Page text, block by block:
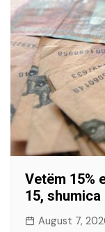
Vetëm 15%
15,
August 7,